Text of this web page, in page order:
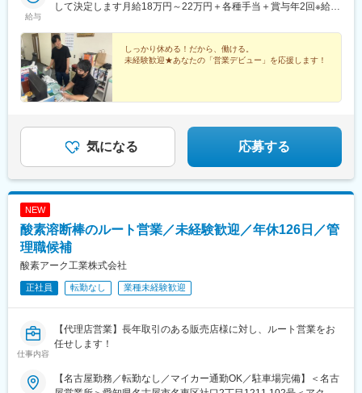
給与
して決定します月給18万円～22万円＋各種手当＋賞与年2回※給与
しっかり休める！だから、働ける。
未経験歓迎★あなたの「営業デビュー」を応援します！
気になる 応募する
NEW
酸素溶断棒のルート営業／未経験歓迎／年休126日／管
理職候補
酸素アーク工業株式会社
正社員 転勤なし 業種未経験歓迎
仕事内容
【代理店営業】長年取引のある販売店様に対し、ルート営業をお
任せします！
【名古屋勤務／転勤なし／マイカー通勤OK／駐車場完備】＜名古